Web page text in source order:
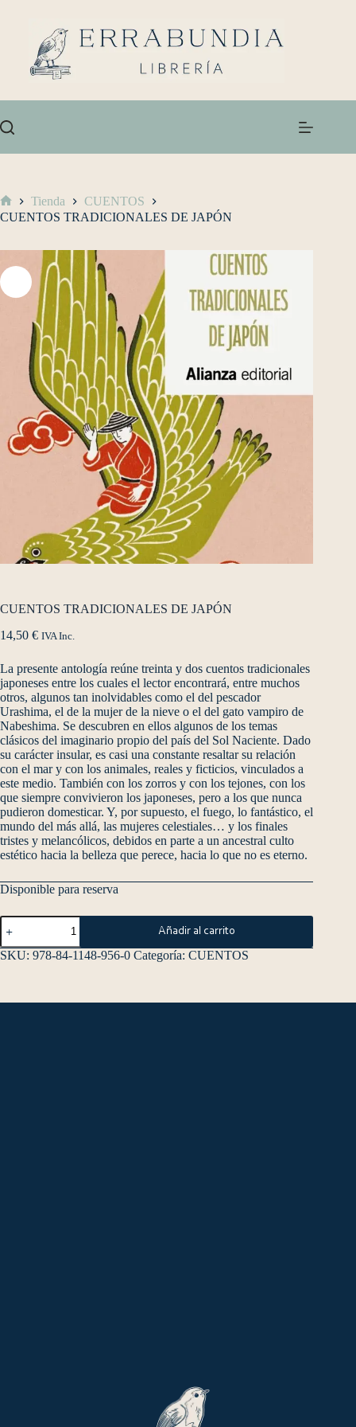
Tienda
CUENTOS
CUENTOS TRADICIONALES DE JAPÓN
CUENTOS TRADICIONALES DE JAPÓN
14,50 € IVA Inc.
La presente antología reúne treinta y dos cuentos tradicionales
japoneses entre los cuales el lector encontrará, entre muchos
otros, algunos tan inolvidables como el del pescador
Urashima, el de la mujer de la nieve o el del gato vampiro de
Nabeshima. Se descubren en ellos algunos de los temas
clásicos del imaginario propio del país del Sol Naciente. Dado
su carácter insular, es casi una constante resaltar su relación
con el mar y con los animales, reales y ficticios, vinculados a
este medio. También con los zorros y con los tejones, con los
que siempre convivieron los japoneses, pero a los que nunca
pudieron domesticar. Y, por supuesto, el fuego, lo fantástico, el
mundo del más allá, las mujeres celestiales… y los finales
tristes y melancólicos, debidos en parte a un ancestral culto
estético hacia la belleza que perece, hacia lo que no es eterno.
Disponible para reserva
Añadir al carrito
SKU: 978-84-1148-956-0 Categoría: CUENTOS